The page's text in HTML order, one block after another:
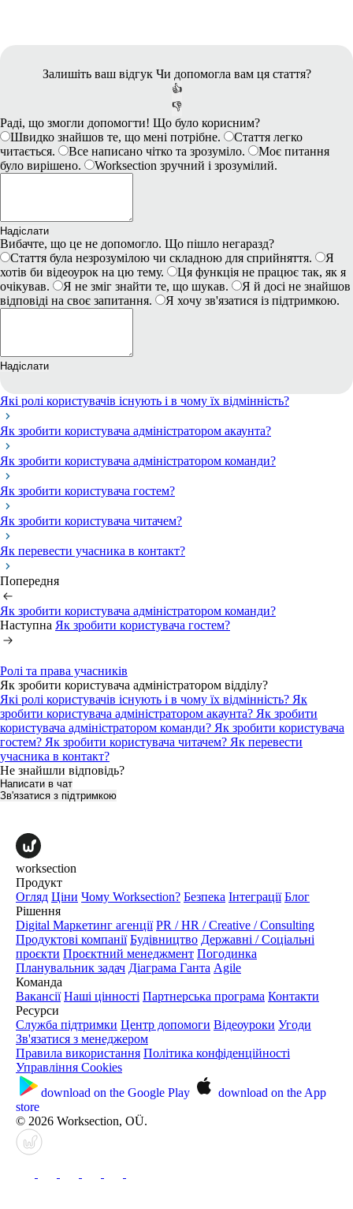
Залишіть ваш відгук Чи допомогла вам ця стаття?
👍
👎
Раді, що змогли допомогти! Що було корисним?
Швидко знайшов те, що мені потрібне.
Стаття легко
читається.
Все написано чітко та зрозуміло.
Моє питання
було вирішено.
Worksection зручний і зрозумілий.
Надіслати
Вибачте, що це не допомогло. Що пішло негаразд?
Стаття була незрозумілою чи складною для сприйняття.
Я
хотів би відеоурок на цю тему.
Ця функція не працює так, як я
очікував.
Я не зміг знайти те, що шукав.
Я й досі не знайшов
відповіді на своє запитання.
Я хочу зв'язатися із підтримкою.
Надіслати
Які ролі користувачів існують і в чому їх відмінність?
Як зробити користувача адміністратором акаунта?
Як зробити користувача адміністратором команди?
Як зробити користувача гостем?
Як зробити користувача читачем?
Як перевести учасника в контакт?
Попередня
Як зробити користувача адміністратором команди?
Наступна Як зробити користувача гостем?
Ролі та права учасників
Як зробити користувача адміністратором відділу?
Які ролі користувачів існують і в чому їх відмінність? Як
зробити користувача адміністратором акаунта? Як зробити
користувача адміністратором команди? Як зробити користувача
гостем? Як зробити користувача читачем? Як перевести
учасника в контакт?
Не знайшли відповідь?
Написати в чат
Зв'язатися з підтримкою
worksection
Продукт
Огляд Ціни Чому Worksection? Безпека Інтеграції Блог
Рішення
Digital Маркетинг агенції PR / HR / Creative / Consulting
Продуктові компанії Будівництво Державні / Соціальні
проєкти Проєктний менеджмент Погодинка
Планувальник задач Діаграма Ганта Agile
Команда
Вакансії Наші цінності Партнерська програма Контакти
Ресурси
Служба підтримки Центр допомоги Відеоуроки Угоди
Зв'язатися з менеджером
Правила використання Політика конфіденційності
Управління Cookies
download on the Google Play download on the App
store
© 2026 Worksection, OÜ.